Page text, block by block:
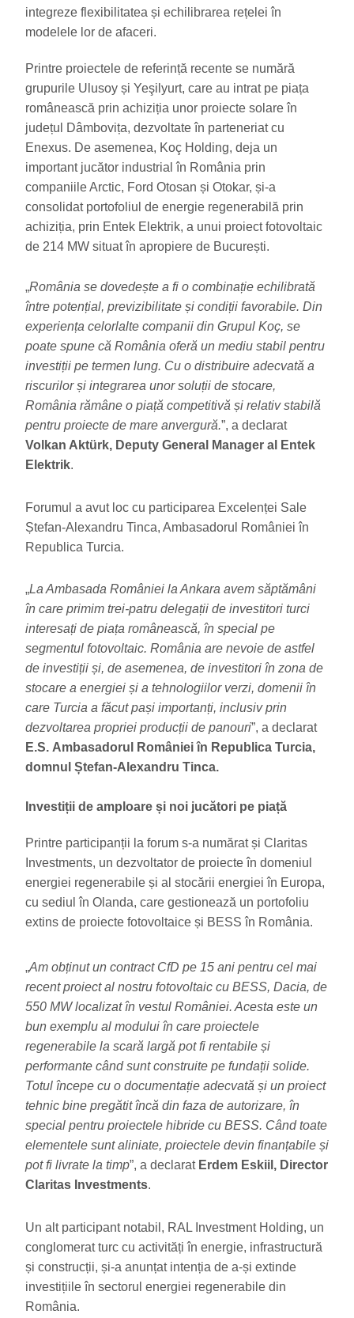
integreze flexibilitatea și echilibrarea rețelei în
modelele lor de afaceri.
Printre proiectele de referință recente se numără
grupurile Ulusoy și Yeşilyurt, care au intrat pe piața
românească prin achiziția unor proiecte solare în
județul Dâmbovița, dezvoltate în parteneriat cu
Enexus. De asemenea, Koç Holding, deja un
important jucător industrial în România prin
companiile Arctic, Ford Otosan și Otokar, și-a
consolidat portofoliul de energie regenerabilă prin
achiziția, prin Entek Elektrik, a unui proiect fotovoltaic
de 214 MW situat în apropiere de București.
„România se dovedește a fi o combinație echilibrată
între potențial, previzibilitate și condiții favorabile. Din
experiența celorlalte companii din Grupul Koç, se
poate spune că România oferă un mediu stabil pentru
investiții pe termen lung. Cu o distribuire adecvată a
riscurilor și integrarea unor soluții de stocare,
România rămâne o piață competitivă și relativ stabilă
pentru proiecte de mare anvergură.”, a declarat
Volkan Aktürk, Deputy General Manager al Entek
Elektrik.
Forumul a avut loc cu participarea Excelenței Sale
Ștefan-Alexandru Tinca, Ambasadorul României în
Republica Turcia.
„La Ambasada României la Ankara avem săptămâni
în care primim trei-patru delegații de investitori turci
interesați de piața românească, în special pe
segmentul fotovoltaic. România are nevoie de astfel
de investiții și, de asemenea, de investitori în zona de
stocare a energiei și a tehnologiilor verzi, domenii în
care Turcia a făcut pași importanți, inclusiv prin
dezvoltarea propriei producții de panouri”, a declarat
E.S. Ambasadorul României în Republica Turcia,
domnul Ștefan-Alexandru Tinca.
Investiții de amploare și noi jucători pe piață
Printre participanții la forum s-a numărat și Claritas
Investments, un dezvoltator de proiecte în domeniul
energiei regenerabile și al stocării energiei în Europa,
cu sediul în Olanda, care gestionează un portofoliu
extins de proiecte fotovoltaice și BESS în România.
„Am obținut un contract CfD pe 15 ani pentru cel mai
recent proiect al nostru fotovoltaic cu BESS, Dacia, de
550 MW localizat în vestul României. Acesta este un
bun exemplu al modului în care proiectele
regenerabile la scară largă pot fi rentabile și
performante când sunt construite pe fundații solide.
Totul începe cu o documentație adecvată și un proiect
tehnic bine pregătit încă din faza de autorizare, în
special pentru proiectele hibride cu BESS. Când toate
elementele sunt aliniate, proiectele devin finanțabile și
pot fi livrate la timp”, a declarat Erdem Eskiil, Director
Claritas Investments.
Un alt participant notabil, RAL Investment Holding, un
conglomerat turc cu activități în energie, infrastructură
și construcții, și-a anunțat intenția de a-și extinde
investițiile în sectorul energiei regenerabile din
România.